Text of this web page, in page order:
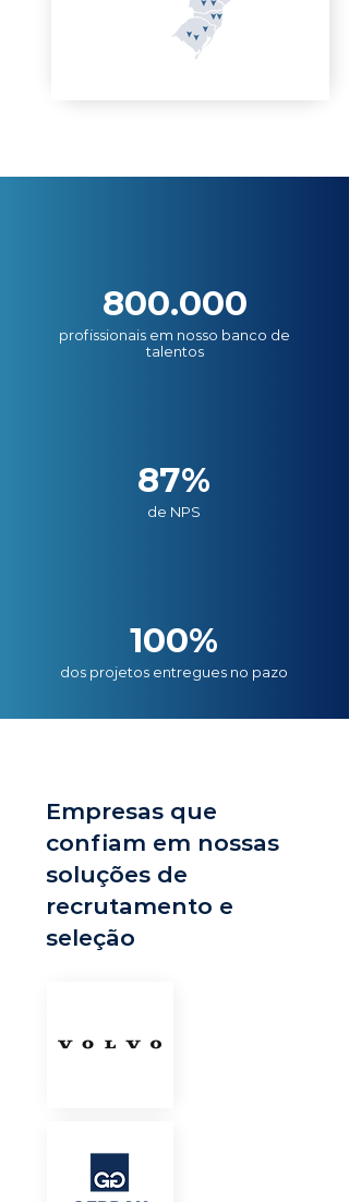
800.000
profissionais em nosso banco de
talentos
87%
de NPS
100%
dos projetos entregues no pazo
Empresas que
confiam em nossas
soluções de
recrutamento e
seleção